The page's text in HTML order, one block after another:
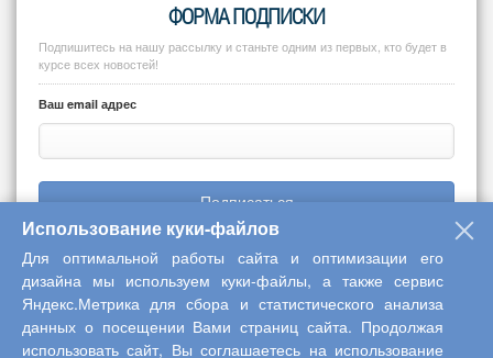
ФОРМА ПОДПИСКИ
Подпишитесь на нашу рассылку и станьте одним из первых, кто будет в
курсе всех новостей!
Ваш email адрес
Подписаться
Copyright © 2013-2026 Центр научного сотрудничества «Интерактив
плюс»
Использование куки-файлов
Для оптимальной работы сайта и оптимизации его
дизайна мы используем куки-файлы, а также сервис
Яндекс.Метрика для сбора и статистического анализа
данных о посещении Вами страниц сайта. Продолжая
использовать сайт, Вы соглашаетесь на использование